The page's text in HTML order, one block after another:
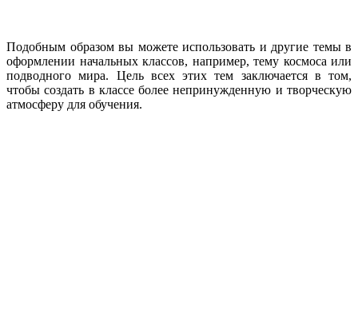
Подобным образом вы можете использовать и другие темы в
оформлении начальных классов, например, тему космоса или
подводного мира. Цель всех этих тем заключается в том,
чтобы создать в классе более непринужденную и творческую
атмосферу для обучения.